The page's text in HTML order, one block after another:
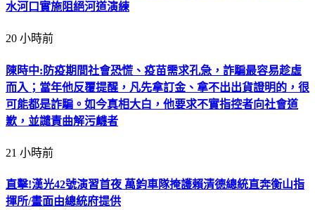
水河口實施阻絕河道演練
20 小時前
陳時中:防疫期間社會恐慌、疫苗需求孔急，詐騙最容易趁虛
而入；當年他反覆提醒，凡先拿訂金、拿不出出貨證明的，很
可能都是詐騙。如今真相大白，他要求不實指控者向社會道
歉，並譴責曲解污衊者
21 小時前
直擊!漢光42號演習首夜 萬鈞車隊掩護賴清德總統直奔衡山指
揮所/畫面由總統府提供